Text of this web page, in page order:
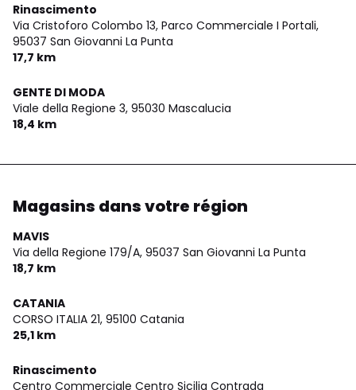
Rinascimento
Via Cristoforo Colombo 13, Parco Commerciale I Portali,
95037 San Giovanni La Punta
17,7 km
GENTE DI MODA
Viale della Regione 3, 95030 Mascalucia
18,4 km
Magasins dans votre région
MAVIS
Via della Regione 179/A, 95037 San Giovanni La Punta
18,7 km
CATANIA
CORSO ITALIA 21, 95100 Catania
25,1 km
Rinascimento
Centro Commerciale Centro Sicilia Contrada